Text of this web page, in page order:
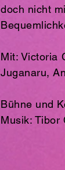
doch nicht
Mit: Victoria
Juganaru,
Bühne und
Musik: Tibor